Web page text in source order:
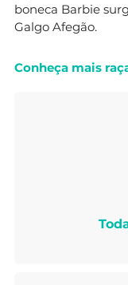
boneca Barbie
Galgo Afegão.
Conheça mais